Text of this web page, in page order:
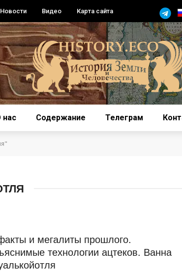
Новости Видео Карта сайта
нас Содержание Телеграм
и мегалиты прошлого.
технологии ацтеков. Ванна